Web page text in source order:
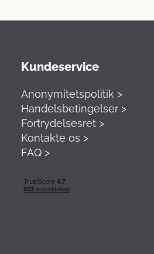
Kundeservice
Anonymitetspolitik >
Handelsbetingelser >
Fortrydelsesret >
Kontakte os >
FAQ >